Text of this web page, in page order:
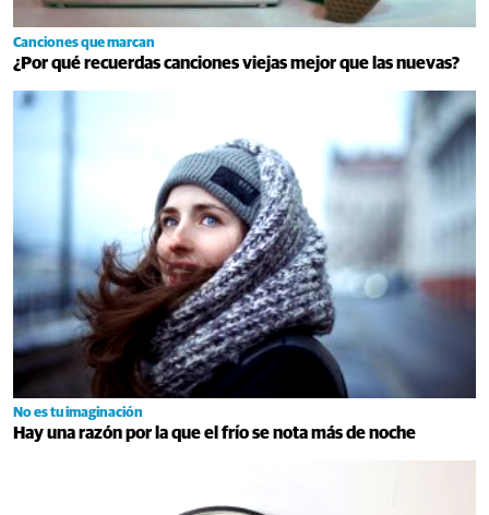
Canciones que marcan
¿Por qué recuerdas canciones viejas mejor que las nuevas?
No es tu imaginación
Hay una razón por la que el frío se nota más de noche